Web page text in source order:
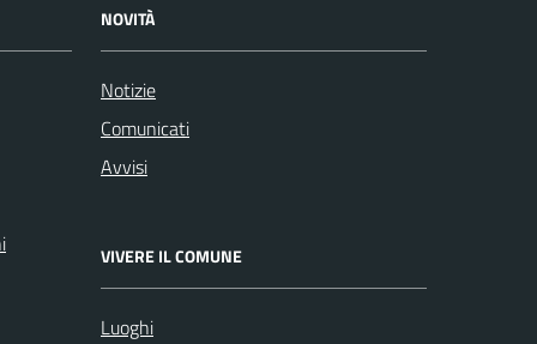
NOVITÀ
Notizie
Comunicati
Avvisi
VIVERE IL COMUNE
Luoghi